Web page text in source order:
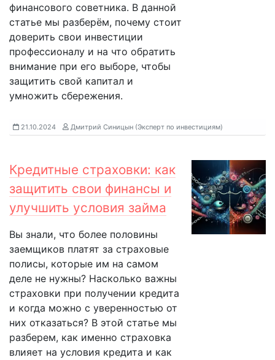
финансового советника. В данной
статье мы разберём, почему стоит
доверить свои инвестиции
профессионалу и на что обратить
внимание при его выборе, чтобы
защитить свой капитал и
умножить сбережения.
21.10.2024 Дмитрий Синицын (Эксперт по инвестициям)
Кредитные страховки: как
защитить свои финансы и
улучшить условия займа
Вы знали, что более половины
заемщиков платят за страховые
полисы, которые им на самом
деле не нужны? Насколько важны
страховки при получении кредита
и когда можно с уверенностью от
них отказаться? В этой статье мы
разберем, как именно страховка
влияет на условия кредита и как